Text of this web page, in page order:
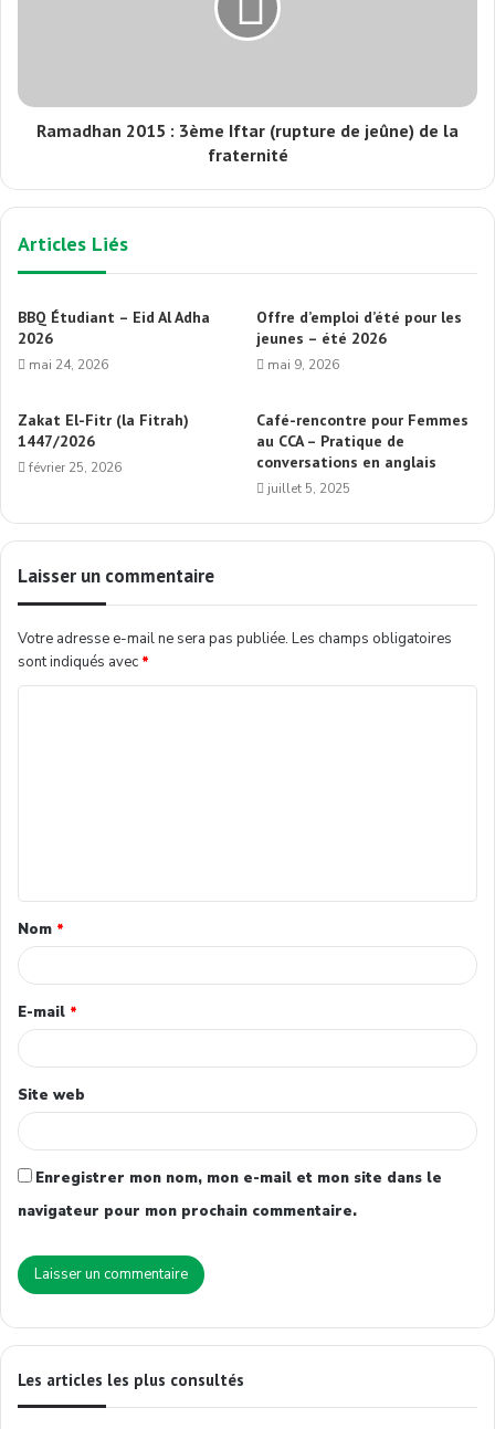
Ramadhan 2015 : 3ème Iftar (rupture de jeûne) de la
fraternité
Articles Liés
BBQ Étudiant – Eid Al Adha
2026
mai 24, 2026
Offre d’emploi d’été pour les
jeunes – été 2026
mai 9, 2026
Zakat El-Fitr (la Fitrah)
1447/2026
février 25, 2026
Café-rencontre pour Femmes
au CCA – Pratique de
conversations en anglais
juillet 5, 2025
Laisser un commentaire
Votre adresse e-mail ne sera pas publiée. Les champs obligatoires
sont indiqués avec *
Nom *
E-mail *
Site web
Enregistrer mon nom, mon e-mail et mon site dans le
navigateur pour mon prochain commentaire.
Les articles les plus consultés